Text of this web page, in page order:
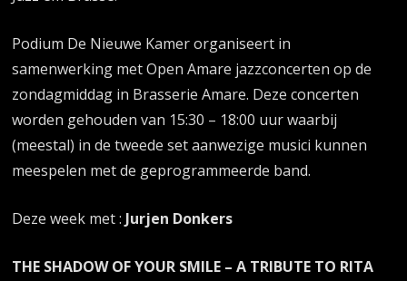
Podium De Nieuwe Kamer organiseert in
samenwerking met Open Amare jazzconcerten op de
zondagmiddag in Brasserie Amare. Deze concerten
worden gehouden van 15:30 – 18:00 uur waarbij
(meestal) in de tweede set aanwezige musici kunnen
meespelen met de geprogrammeerde band.
Deze week met :Jurjen Donkers
THE SHADOW OF YOUR SMILE – A TRIBUTE TO RITA